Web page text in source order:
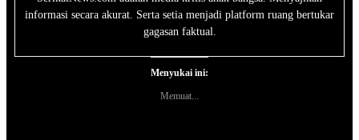
informasi secara akurat. Serta setia menjadi platform ruang bertukar
gagasan faktual.
Menyukai ini:
Memuat...